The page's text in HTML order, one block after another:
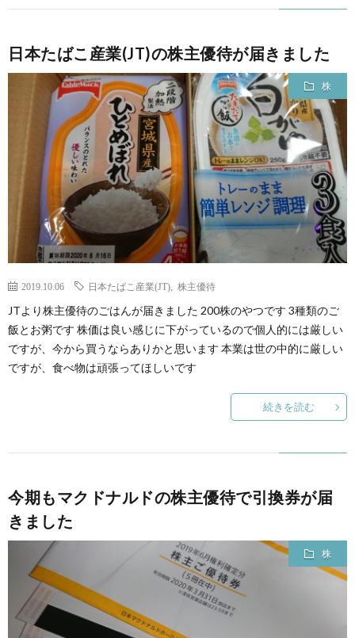
日本たばこ産業(JT)の株主優待が届きました
株
2019.10.06 日本たばこ産業(JT) 株主優待
JTより株主優待のごはんが届きました 200株のやつです 3種類のご
飯とお粥です 株価は良い感じに下がっているので個人的には厳しい
ですが、今から買うならありかと思います 本業は世の中的に厳しい
ですが、食べ物は頑張ってほしいです
続きを読む
今期もマクドナルドの株主優待で引換券が届
きました
株